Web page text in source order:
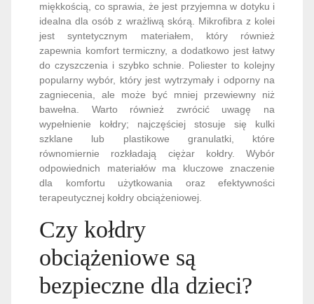
miękkością, co sprawia, że jest przyjemna w dotyku i
idealna dla osób z wrażliwą skórą. Mikrofibra z kolei
jest syntetycznym materiałem, który również
zapewnia komfort termiczny, a dodatkowo jest łatwy
do czyszczenia i szybko schnie. Poliester to kolejny
popularny wybór, który jest wytrzymały i odporny na
zagniecenia, ale może być mniej przewiewny niż
bawełna. Warto również zwrócić uwagę na
wypełnienie kołdry; najczęściej stosuje się kulki
szklane lub plastikowe granulatki, które
równomiernie rozkładają ciężar kołdry. Wybór
odpowiednich materiałów ma kluczowe znaczenie
dla komfortu użytkowania oraz efektywności
terapeutycznej kołdry obciążeniowej.
Czy kołdry
obciążeniowe są
bezpieczne dla dzieci?